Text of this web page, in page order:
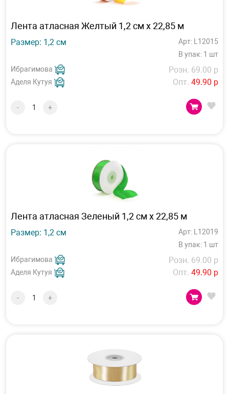
Лента атласная Желтый 1,2 см х 22,85 м
Размер: 1,2 см
Арт: L12015
В упак: 1 шт
Ибрагимова
Аделя Кутуя
Розн. 69.00 р
Опт. 49.90 р
- +
Лента атласная Зеленый 1,2 см х 22,85 м
Размер: 1,2 см
Арт: L12019
В упак: 1 шт
Ибрагимова
Аделя Кутуя
Розн. 69.00 р
Опт. 49.90 р
- +